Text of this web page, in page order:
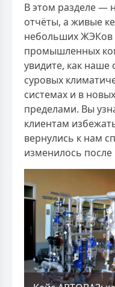
В этом разделе —
отчёты, а живые
небольших ЖЭКов
промышленных
увидите, как наше
суровых
системах и в
пределами. Вы
клиентам
вернулись к нам
изменилось